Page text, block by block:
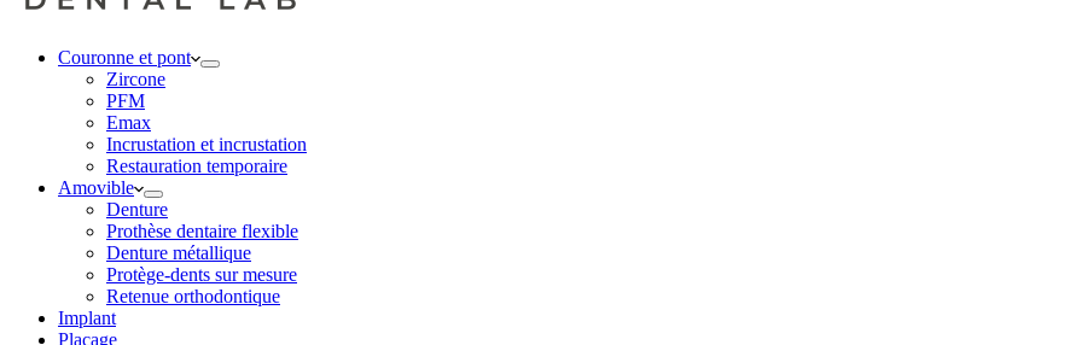
Couronne et pont
Zircone
PFM
Emax
Incrustation et incrustation
Restauration temporaire
Amovible
Denture
Prothèse dentaire flexible
Denture métallique
Protège-dents sur mesure
Retenue orthodontique
Implant
Placage